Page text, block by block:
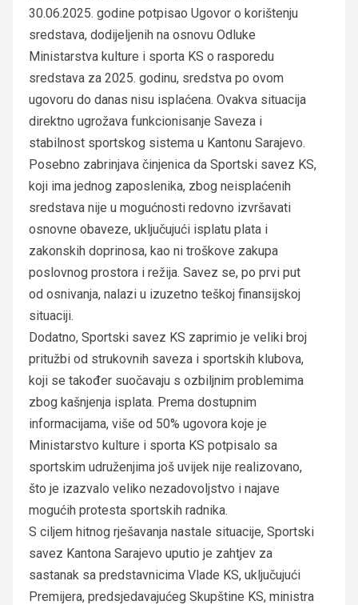
30.06.2025. godine potpisao Ugovor o korištenju
sredstava, dodijeljenih na osnovu Odluke
Ministarstva kulture i sporta KS o rasporedu
sredstava za 2025. godinu, sredstva po ovom
ugovoru do danas nisu isplaćena. Ovakva situacija
direktno ugrožava funkcionisanje Saveza i
stabilnost sportskog sistema u Kantonu Sarajevo.
Posebno zabrinjava činjenica da Sportski savez KS,
koji ima jednog zaposlenika, zbog neisplaćenih
sredstava nije u mogućnosti redovno izvršavati
osnovne obaveze, uključujući isplatu plata i
zakonskih doprinosa, kao ni troškove zakupa
poslovnog prostora i režija. Savez se, po prvi put
od osnivanja, nalazi u izuzetno teškoj finansijskoj
situaciji.
Dodatno, Sportski savez KS zaprimio je veliki broj
pritužbi od strukovnih saveza i sportskih klubova,
koji se također suočavaju s ozbiljnim problemima
zbog kašnjenja isplata. Prema dostupnim
informacijama, više od 50% ugovora koje je
Ministarstvo kulture i sporta KS potpisalo sa
sportskim udruženjima još uvijek nije realizovano,
što je izazvalo veliko nezadovoljstvo i najave
mogućih protesta sportskih radnika.
S ciljem hitnog rješavanja nastale situacije, Sportski
savez Kantona Sarajevo uputio je zahtjev za
sastanak sa predstavnicima Vlade KS, uključujući
Premijera, predsjedavajućeg Skupštine KS, ministra